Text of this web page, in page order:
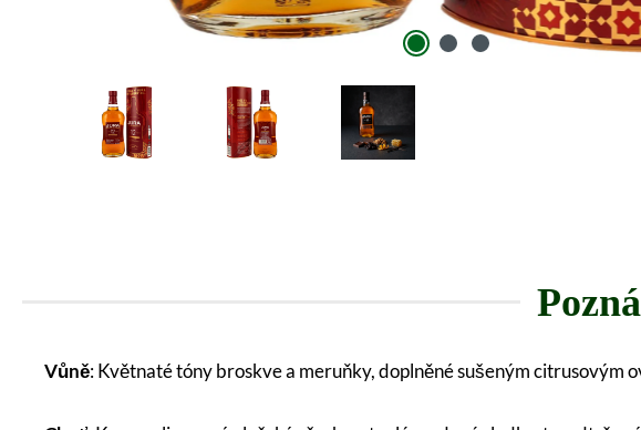
Vůně: Květnaté tóny broskve a meruňky, doplněné sušeným citrusovým